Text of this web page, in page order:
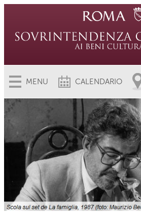
MENU CALENDARIO